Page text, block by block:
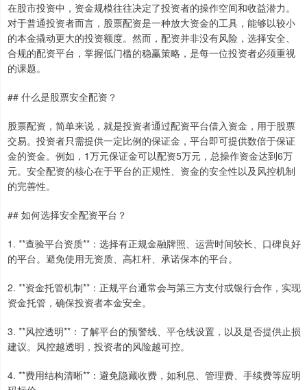
在股市投资中，资金规模往往决定了投资者的操作空间和收益潜力。
对于普通投资者而言，股票配资是一种放大资金的工具，能够以较小
的本金撬动更大的投资额度。然而，配资并非没有风险，选择安全、
合规的配资平台，掌握低门槛的稳赢策略，是每一位投资者必须重视
的课题。
## 什么是股票安全配资？
股票配资，简单来说，就是投资者通过配资平台借入资金，用于股票
交易。投资者只需提供一定比例的保证金，平台即可提供数倍于保证
金的资金。例如，1万元保证金可以配资5万元，总操作资金达到6万
元。安全配资的核心在于平台的正规性、资金的安全性以及风控机制
的完善性。
## 如何选择安全配资平台？
1. **查验平台资质**：选择有正规金融牌照、运营时间较长、口碑良好
的平台。避免使用无资质、高杠杆、承诺保本的平台。
2. **资金托管机制**：正规平台通常会与第三方支付或银行合作，实现
资金托管，确保投资者本金安全。
3. **风控透明**：了解平台的预警线、平仓线设置，以及是否提供止损
建议。风控越透明，投资者的风险越可控。
4. **费用结构清晰**：避免隐藏收费，如利息、管理费、手续费等应明